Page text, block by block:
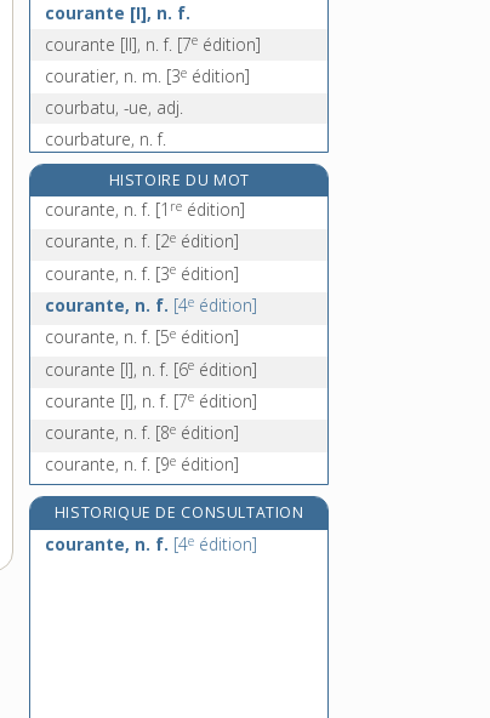
courante [I], n. f.
courante [II], n. f. [7e édition]
couratier, n. m. [3e édition]
courbatu, -ue, adj.
courbature, n. f.
courbaturer, v. tr.
courbe [I], adj. et n. f.
courbe [II], n. f.[7 édition]
courbe [III], n. f.[7 édition]
courber, v. tr.
HISTOIRE DU MOT
courante, n. f. [1 re édition]
courante, n. f. [2e édition]
courante, n. f. [3e édition]
courante, n. f. [4e édition]
courante, n. f. [5e édition]
courante [I], n. f. [6e édition]
courante [I], n. f. [7e édition]
courante, n. f. [8e édition]
courante, n. f. [9e édition]
HISTORIQUE DE CONSULTATION
courante, n. f. [4e édition]